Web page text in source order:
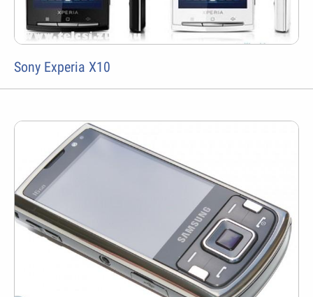
Sony Experia X10